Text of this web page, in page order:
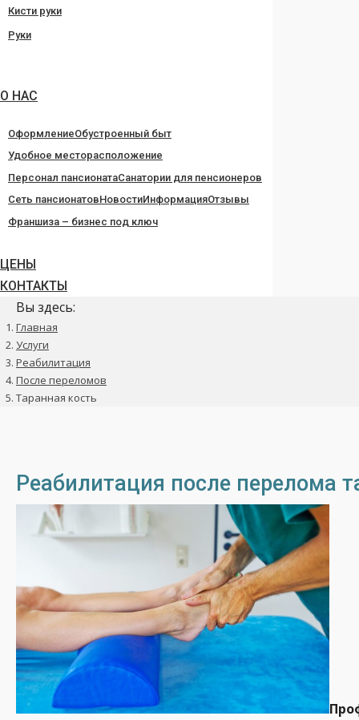
Кисти руки
Руки
О НАС
ОформлениеОбустроенный быт
Удобное месторасположение
Персонал пансионатаСанатории для пенсионеров
Сеть пансионатовНовостиИнформацияОтзывы
Франшиза – бизнес под ключ
ЦЕНЫ
КОНТАКТЫ
Вы здесь:
Главная
Услуги
Реабилитация
После переломов
Таранная кость
Реабилитация после перелома